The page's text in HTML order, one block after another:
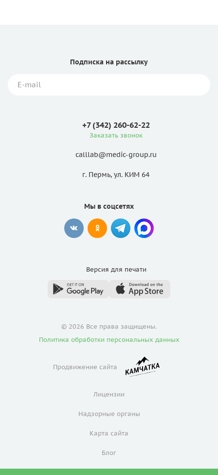
Подписка на рассылку
+7 (342) 260-62-22
Заказать звонок
calllab@medic-group.ru
г. Пермь, ул. КИМ 64
Мы в соцсетях
Версия для печати
© 2026 Все права защищены.
Политика обработки персональных данных
Продвижение сайта
Лицензии
Надзорные органы
Карта сайта
Блог